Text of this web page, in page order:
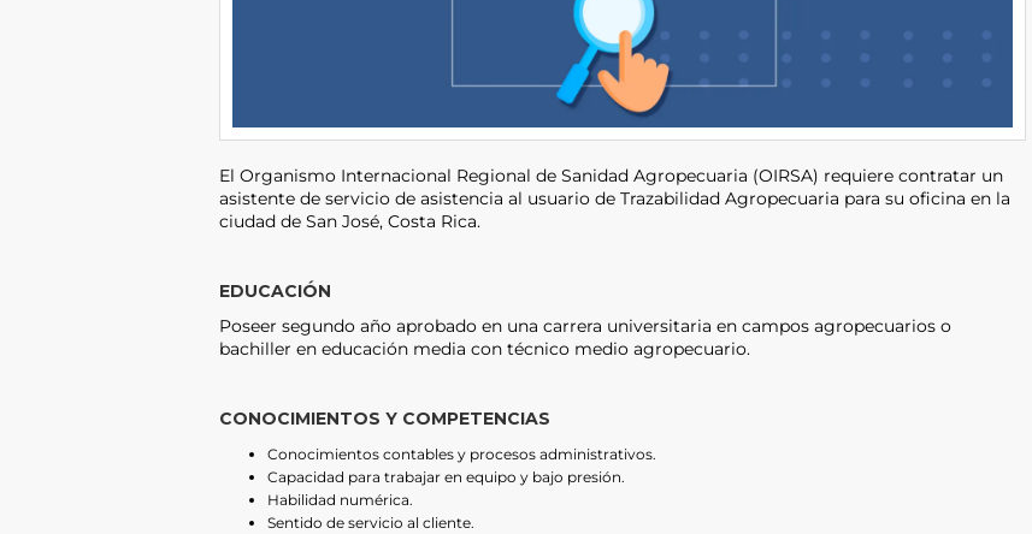
El Organismo Internacional Regional de Sanidad Agropecuaria (OIRSA) requiere contratar un
asistente de servicio de asistencia al usuario de Trazabilidad Agropecuaria para su oficina en la
ciudad de San José, Costa Rica.
EDUCACIÓN
Poseer segundo año aprobado en una carrera universitaria en campos agropecuarios o
bachiller en educación media con técnico medio agropecuario.
CONOCIMIENTOS Y COMPETENCIAS
Conocimientos contables y procesos administrativos.
Capacidad para trabajar en equipo y bajo presión.
Habilidad numérica.
Sentido de servicio al cliente.